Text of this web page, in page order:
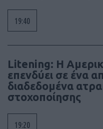
19:40
Litening: Η
επενδύει σε ένα
διαδεδομένα
στοχοποίησης
19:20